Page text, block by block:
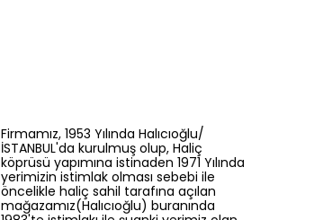
Firmamız, 1953 Yılında Halıcıoğlu/
İSTANBUL'da kurulmuş olup, Haliç
köprüsü yapımına istinaden 1971 Yılında
yerimizin istimlak olması sebebi ile
öncelikle haliç sahil tarafına açılan
mağazamız(Halıcıoğlu) buranında